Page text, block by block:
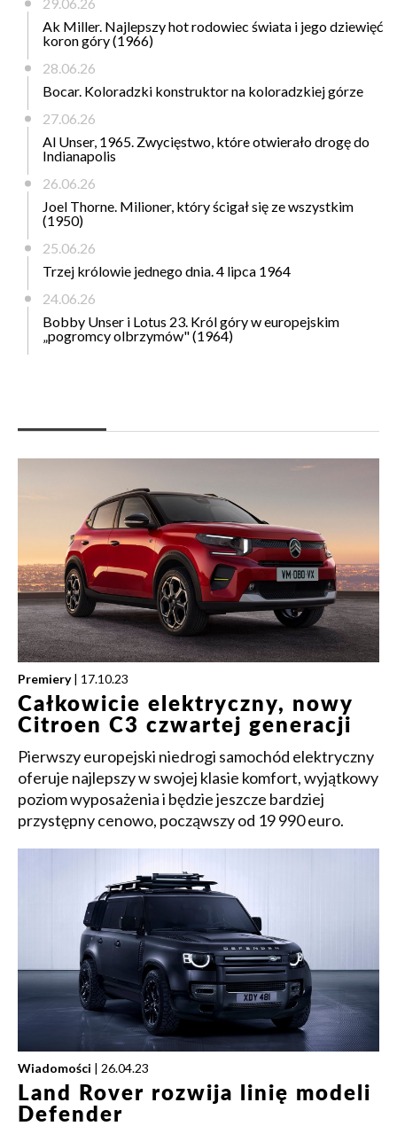
Ak Miller. Najlepszy hot rodowiec świata i jego dziewięć
koron góry (1966)
28.06.26
Bocar. Koloradzki konstruktor na koloradzkiej górze
27.06.26
Al Unser, 1965. Zwycięstwo, które otwierało drogę do
Indianapolis
26.06.26
Joel Thorne. Milioner, który ścigał się ze wszystkim
(1950)
25.06.26
Trzej królowie jednego dnia. 4 lipca 1964
24.06.26
Bobby Unser i Lotus 23. Król góry w europejskim
„pogromcy olbrzymów" (1964)
Premiery | 17.10.23
Całkowicie elektryczny, nowy
Citroen C3 czwartej generacji
Pierwszy europejski niedrogi samochód elektryczny
oferuje najlepszy w swojej klasie komfort, wyjątkowy
poziom wyposażenia i będzie jeszcze bardziej
przystępny cenowo, począwszy od 19 990 euro.
Wiadomości | 26.04.23
Land Rover rozwija linię modeli
Defender